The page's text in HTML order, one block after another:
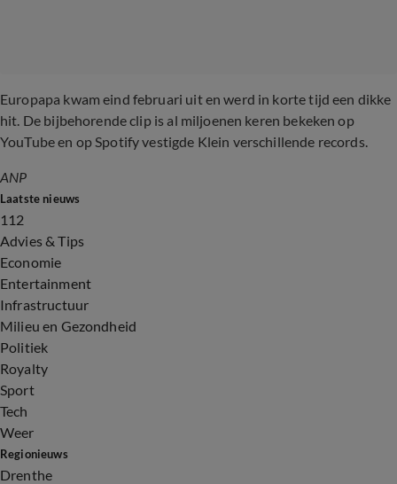
Europapa kwam eind februari uit en werd in korte tijd een dikke
hit. De bijbehorende clip is al miljoenen keren bekeken op
YouTube en op Spotify vestigde Klein verschillende records.
ANP
Laatste nieuws
112
Advies & Tips
Economie
Entertainment
Infrastructuur
Milieu en Gezondheid
Politiek
Royalty
Sport
Tech
Weer
Regionieuws
Drenthe